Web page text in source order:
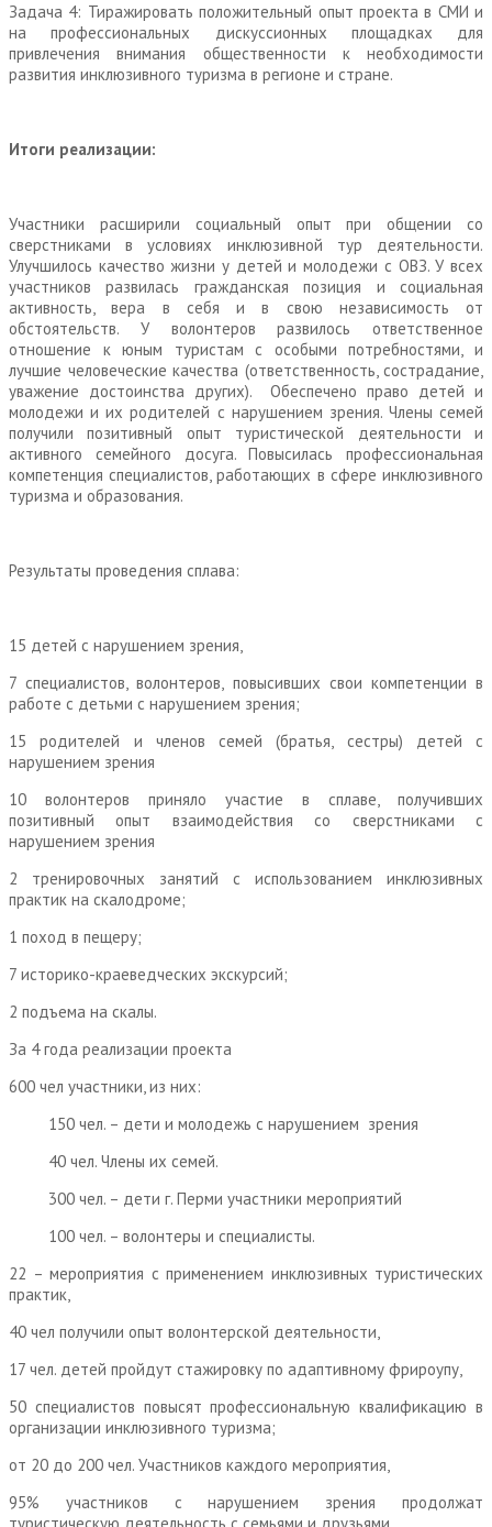
Задача 4: Тиражировать положительный опыт проекта в СМИ и
на профессиональных дискуссионных площадках для
привлечения внимания общественности к необходимости
развития инклюзивного туризма в регионе и стране.
Итоги реализации:
Участники расширили социальный опыт при общении со
сверстниками в условиях инклюзивной тур деятельности.
Улучшилось качество жизни у детей и молодежи с ОВЗ. У всех
участников развилась гражданская позиция и социальная
активность, вера в себя и в свою независимость от
обстоятельств. У волонтеров развилось ответственное
отношение к юным туристам с особыми потребностями, и
лучшие человеческие качества (ответственность, сострадание,
уважение достоинства других). Обеспечено право детей и
молодежи и их родителей с нарушением зрения. Члены семей
получили позитивный опыт туристической деятельности и
активного семейного досуга. Повысилась профессиональная
компетенция специалистов, работающих в сфере инклюзивного
туризма и образования.
Результаты проведения сплава:
15 детей с нарушением зрения,
7 специалистов, волонтеров, повысивших свои компетенции в
работе с детьми с нарушением зрения;
15 родителей и членов семей (братья, сестры) детей с
нарушением зрения
10 волонтеров приняло участие в сплаве, получивших
позитивный опыт взаимодействия со сверстниками с
нарушением зрения
2 тренировочных занятий с использованием инклюзивных
практик на скалодроме;
1 поход в пещеру;
7 историко-краеведческих экскурсий;
2 подъема на скалы.
За 4 года реализации проекта
600 чел участники, из них:
150 чел. – дети и молодежь с нарушением зрения
40 чел. Члены их семей.
300 чел. – дети г. Перми участники мероприятий
100 чел. – волонтеры и специалисты.
22 – мероприятия с применением инклюзивных туристических
практик,
40 чел получили опыт волонтерской деятельности,
17 чел. детей пройдут стажировку по адаптивному фрироупу,
50 специалистов повысят профессиональную квалификацию в
организации инклюзивного туризма;
от 20 до 200 чел. Участников каждого мероприятия,
95% участников с нарушением зрения продолжат